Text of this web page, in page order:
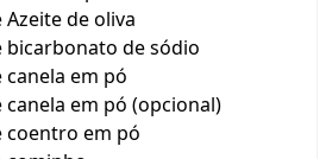
de oliva
bicarbonato de sódio
canela em pó
canela em pó (opcional)
coentro em pó